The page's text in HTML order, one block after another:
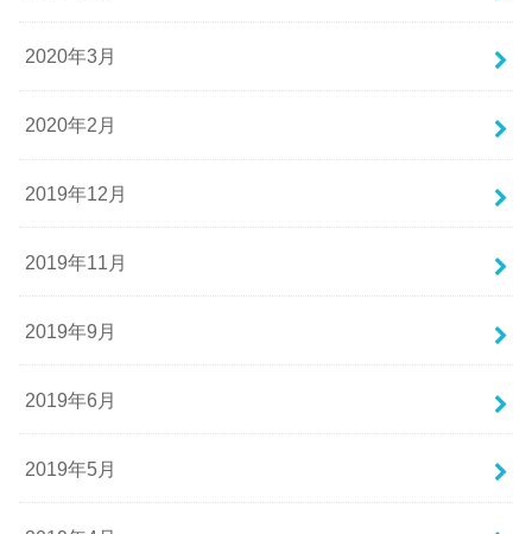
2020年3月
2020年2月
2019年12月
2019年11月
2019年9月
2019年6月
2019年5月